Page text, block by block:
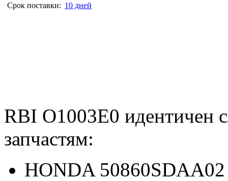
Срок поставки: 10 дней
RBI O1003E0
запчастям:
HONDA 50860SDAA02